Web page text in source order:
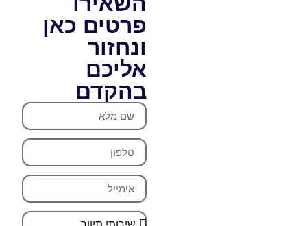
פרטים כאן
ונחזור
אליכם
בהקדם